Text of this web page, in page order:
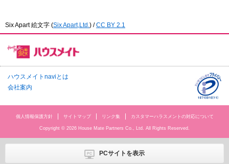
Six Apart 絵文字 (Six Apart,Ltd. ) /CC BY 2.1
ハウスメイトnaviとは
会社案内
個人情報保護方針 サイトマップ リンク集 カスタマーハラスメントの対応について
Copyright © 2026 House Mate Partners Co., Ltd. All Rights Reserved.
PCサイトを表示